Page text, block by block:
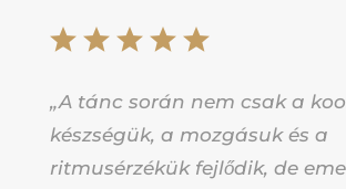
„A tánc során nem csak a
készségük, a mozgásuk és a
ritmusérzékük fejlődik, de